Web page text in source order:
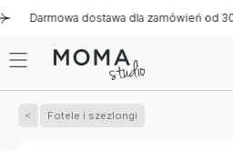
dostawa dla zamówień od 300
Fotele i szezlongi